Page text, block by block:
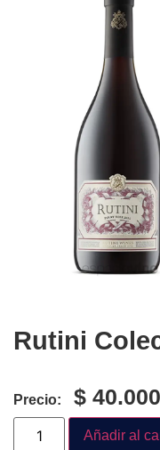
Rutini
Precio: $
Añadir al